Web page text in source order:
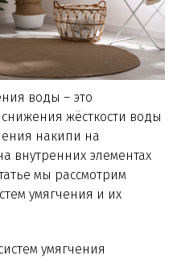
воды – это
жёсткости воды
накипи на
внутренних элементах
мы рассмотрим
умягчения и их
умягчения